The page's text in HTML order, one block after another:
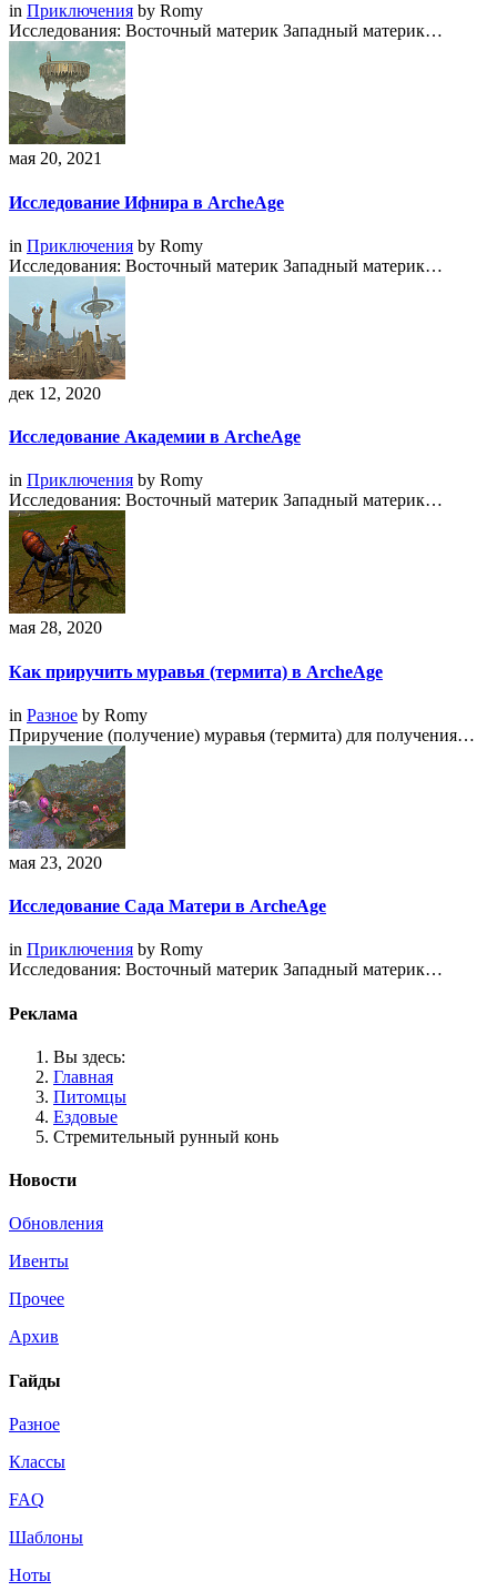
in Приключения by Romy
Исследования: Восточный материк Западный материк…
мая 20, 2021
Исследование Ифнира в ArcheAge
in Приключения by Romy
Исследования: Восточный материк Западный материк…
дек 12, 2020
Исследование Академии в ArcheAge
in Приключения by Romy
Исследования: Восточный материк Западный материк…
мая 28, 2020
Как приручить муравья (термита) в ArcheAge
in Разное by Romy
Приручение (получение) муравья (термита) для получения…
мая 23, 2020
Исследование Сада Матери в ArcheAge
in Приключения by Romy
Исследования: Восточный материк Западный материк…
Реклама
Вы здесь:
Главная
Питомцы
Ездовые
Стремительный рунный конь
Новости
Обновления
Ивенты
Прочее
Архив
Гайды
Разное
Классы
FAQ
Шаблоны
Ноты